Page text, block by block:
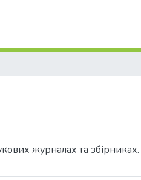
журналах та збірниках.